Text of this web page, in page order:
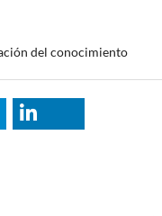
del conocimiento